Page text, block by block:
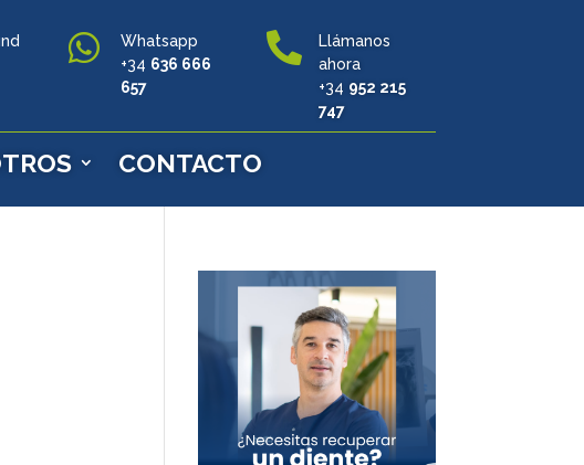

Whatsapp
+34 636 666
657

Llámanos
ahora
+34 952 215
747
CONTACTO